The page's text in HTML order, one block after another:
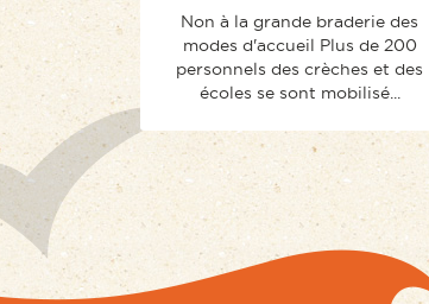
Non à la grande braderie des
modes d'accueil Plus de 200
personnels des crèches et des
écoles se sont mobilisé...